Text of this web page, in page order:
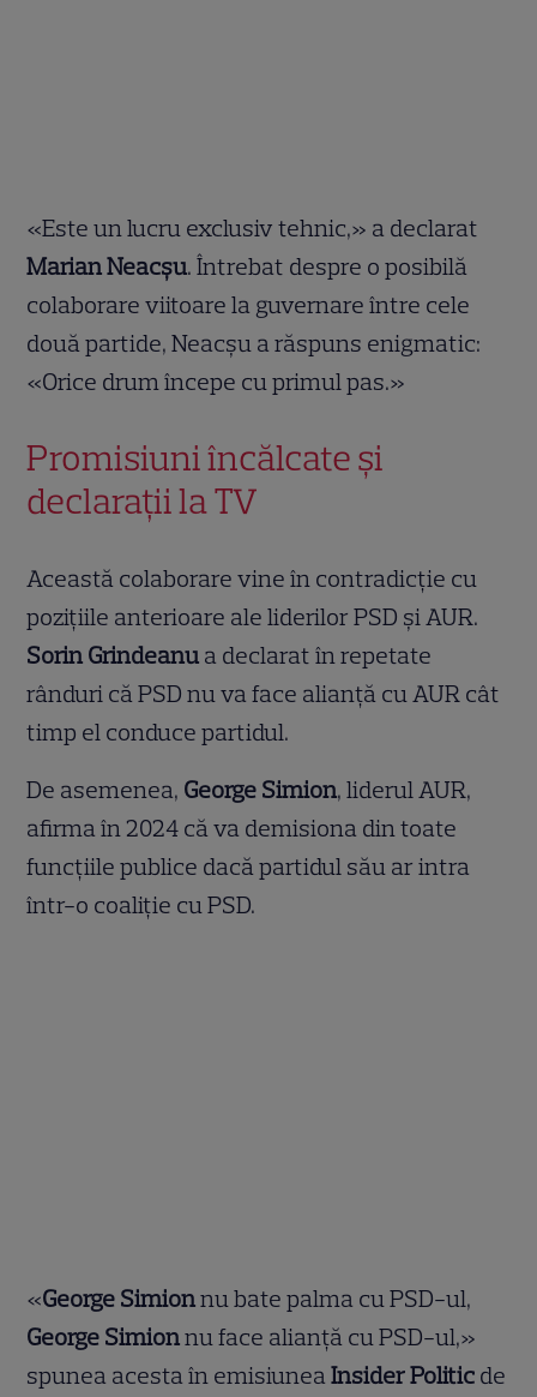
«Este un lucru exclusiv tehnic,» a declarat
Marian Neacșu. Întrebat despre o posibilă
colaborare viitoare la guvernare între cele
două partide, Neacșu a răspuns enigmatic:
«Orice drum începe cu primul pas.»
Promisiuni încălcate și
declarații la TV
Această colaborare vine în contradicție cu
pozițiile anterioare ale liderilor PSD și AUR.
Sorin Grindeanu a declarat în repetate
rânduri că PSD nu va face alianță cu AUR cât
timp el conduce partidul.
De asemenea, George Simion, liderul AUR,
afirma în 2024 că va demisiona din toate
funcțiile publice dacă partidul său ar intra
într-o coaliție cu PSD.
«George Simionnu bate palma cu PSD-ul,
George Simionnu face alianță cu PSD-ul,»
spunea acesta în emisiuneaInsider Politic de